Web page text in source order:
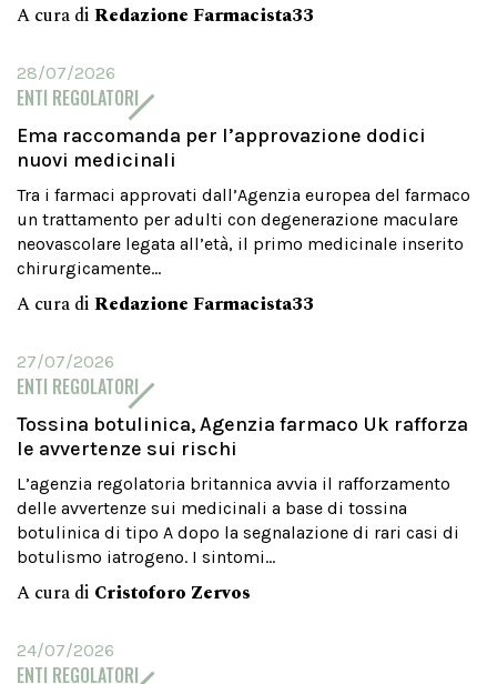
A cura di Redazione Farmacista33
28/07/2026
ENTI REGOLATORI
Ema raccomanda per l’approvazione dodici
nuovi medicinali
Tra i farmaci approvati dall’Agenzia europea del farmaco
un trattamento per adulti con degenerazione maculare
neovascolare legata all’età, il primo medicinale inserito
chirurgicamente...
A cura di Redazione Farmacista33
27/07/2026
ENTI REGOLATORI
Tossina botulinica, Agenzia farmaco Uk rafforza
le avvertenze sui rischi
L’agenzia regolatoria britannica avvia il rafforzamento
delle avvertenze sui medicinali a base di tossina
botulinica di tipo A dopo la segnalazione di rari casi di
botulismo iatrogeno. I sintomi...
A cura di Cristoforo Zervos
24/07/2026
ENTI REGOLATORI